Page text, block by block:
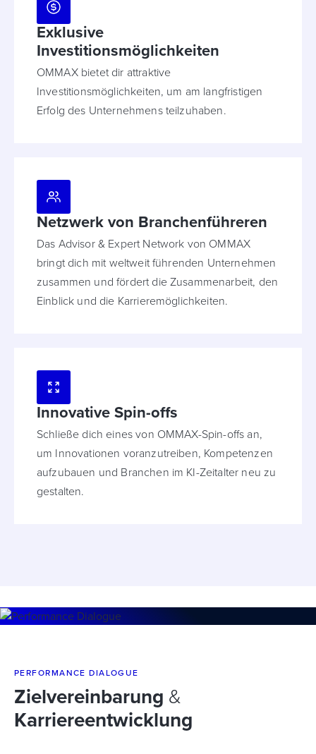
Exklusive
Investitionsmöglichkeiten
OMMAX bietet dir attraktive
Investitionsmöglichkeiten, um am langfristigen
Erfolg des Unternehmens teilzuhaben.
Netzwerk von Branchenführeren
Das Advisor & Expert Network von OMMAX
bringt dich mit weltweit führenden Unternehmen
zusammen und fördert die Zusammenarbeit, den
Einblick und die Karrieremöglichkeiten.
Innovative Spin-offs
Schließe dich eines von OMMAX-Spin-offs an,
um Innovationen voranzutreiben, Kompetenzen
aufzubauen und Branchen im KI-Zeitalter neu zu
gestalten.
PERFORMANCE DIALOGUE
Zielvereinbarung &
Karriereentwicklung